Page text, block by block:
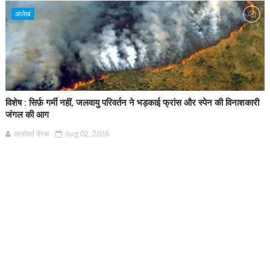
आलेख
विशेष : सिर्फ़ गर्मी नहीं, जलवायु परिवर्तन ने भड़काई फ्रांस और स्पेन की विनाशकारी
जंगल की आग
आर्यावर्त डेस्क Aug 02, 2026